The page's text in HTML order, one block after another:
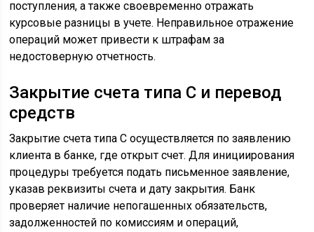
поступления, а также своевременно отражать
курсовые разницы в учете. Неправильное отражение
операций может привести к штрафам за
недостоверную отчетность.
Закрытие счета типа С и перевод
средств
Закрытие счета типа С осуществляется по заявлению
клиента в банке, где открыт счет. Для инициирования
процедуры требуется подать письменное заявление,
указав реквизиты счета и дату закрытия. Банк
проверяет наличие непогашенных обязательств,
задолженностей по комиссиям и операций,